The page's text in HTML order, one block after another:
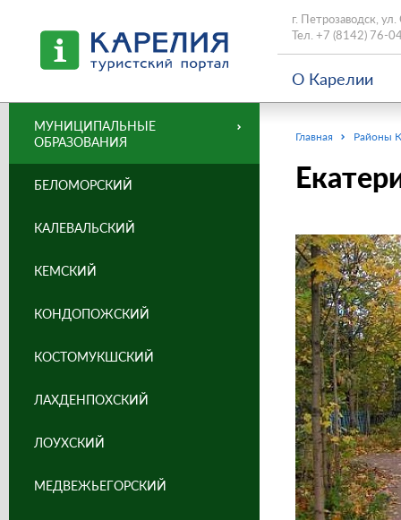
г. Петрозаводск,
Тел. +7 (8142) 76-
О Карелии
Главная Районы
МУНИЦИПАЛЬНЫЕ
ОБРАЗОВАНИЯ
БЕЛОМОРСКИЙ
КАЛЕВАЛЬСКИЙ
КЕМСКИЙ
КОНДОПОЖСКИЙ
КОСТОМУКШСКИЙ
ЛАХДЕНПОХСКИЙ
ЛОУХСКИЙ
МЕДВЕЖЬЕГОРСКИЙ